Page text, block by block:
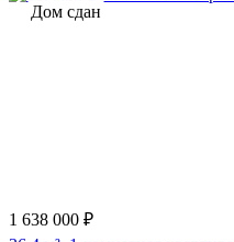
Дом сдан
1 638 000 ₽